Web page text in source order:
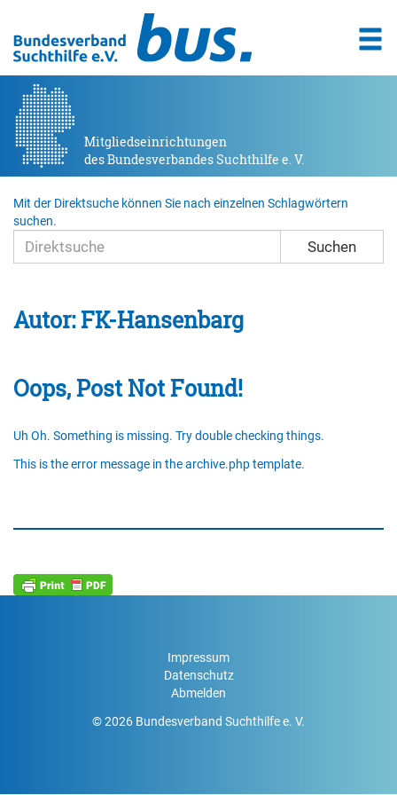
Mitgliedseinrichtungen
des Bundesverbandes Suchthilfe e. V.
Mit der Direktsuche können Sie nach einzelnen Schlagwörtern
suchen.
Suchen
Autor:FK-Hansenbarg
Oops, Post Not Found!
Uh Oh. Something is missing. Try double checking things.
This is the error message in the archive.php template.
Impressum
Datenschutz
Abmelden
© 2026 Bundesverband Suchthilfe e. V.